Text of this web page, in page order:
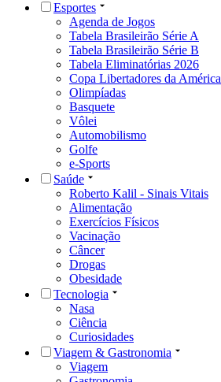
Esportes
Agenda de Jogos
Tabela Brasileirão Série A
Tabela Brasileirão Série B
Tabela Eliminatórias 2026
Copa Libertadores da América
Olimpíadas
Basquete
Vôlei
Automobilismo
Golfe
e-Sports
Saúde
Roberto Kalil - Sinais Vitais
Alimentação
Exercícios Físicos
Vacinação
Câncer
Drogas
Obesidade
Tecnologia
Nasa
Ciência
Curiosidades
Viagem & Gastronomia
Viagem